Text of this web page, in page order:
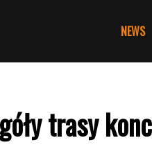
NEWS
trasy